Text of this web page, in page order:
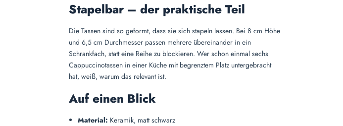
Stapelbar – der praktische Teil
Die Tassen sind so geformt, dass sie sich stapeln lassen. Bei 8 cm Höhe
und 6,5 cm Durchmesser passen mehrere übereinander in ein
Schrankfach, statt eine Reihe zu blockieren. Wer schon einmal sechs
Cappuccinotassen in einer Küche mit begrenztem Platz untergebracht
hat, weiß, warum das relevant ist.
Auf einen Blick
Material: Keramik, matt schwarz